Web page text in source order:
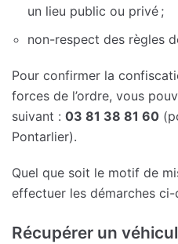
un lieu public ou privé ;
non-respect des règles
Pour confirmer la
forces de l’ordre, vous
suivant : 03 81 38 81 60
Pontarlier).
Quel que soit le motif de
effectuer les démarches ci-
Récupérer un